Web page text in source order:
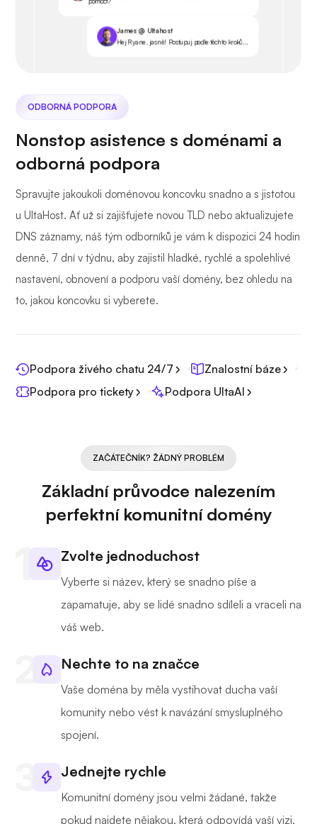
James @ Ultahost
Hej Ryane, jasně! Postupuj podle těchto kroků...
ODBORNÁ PODPORA
Nonstop asistence s doménami a
odborná podpora
Spravujte jakoukoli doménovou koncovku snadno a s jistotou
u UltaHost. Ať už si zajišťujete novou TLD nebo aktualizujete
DNS záznamy, náš tým odborníků je vám k dispozici 24 hodin
denně, 7 dní v týdnu, aby zajistil hladké, rychlé a spolehlivé
nastavení, obnovení a podporu vaší domény, bez ohledu na
to, jakou koncovku si vyberete.
Podpora živého chatu 24/7
Znalostní báze
Podpora pro tickety
Podpora UltaAI
ZAČÁTEČNÍK? ŽÁDNÝ PROBLÉM
Základní průvodce nalezením
perfektní komunitní domény
Zvolte jednoduchost
Vyberte si název, který se snadno píše a
zapamatuje, aby se lidé snadno sdíleli a vraceli na
váš web.
Nechte to na značce
Vaše doména by měla vystihovat ducha vaší
komunity nebo vést k navázání smysluplného
spojení.
Jednejte rychle
Komunitní domény jsou velmi žádané, takže
pokud najdete nějakou, která odpovídá vaší vizi,